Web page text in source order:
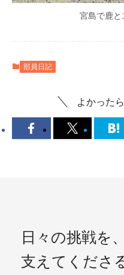
宮島で鹿と
部員日記
よかった
日々の挑戦を、
支えてくださ